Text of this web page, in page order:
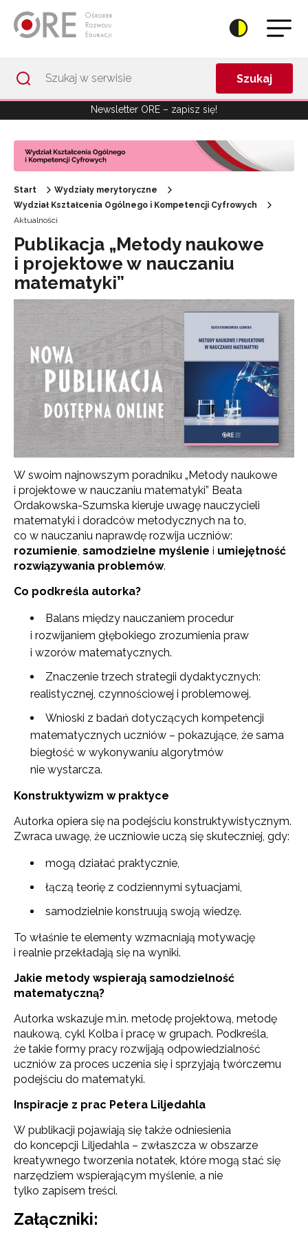
Szukaj
Newsletter ORE – zapisz się!
Start
Wydziały merytoryczne
Wydział Kształcenia Ogólnego i Kompetencji Cyfrowych
Aktualności
Publikacja „Metody naukowe
i projektowe w nauczaniu
matematyki”
W swoim najnowszym poradniku „Metody naukowe
i projektowe w nauczaniu matematyki” Beata
Ordakowska-Szumska kieruje uwagę nauczycieli
matematyki i doradców metodycznych na to,
co w nauczaniu naprawdę rozwija uczniów:
rozumienie samodzielne myślenie i umiejętność
rozwiązywania problemów.
Co podkreśla autorka?
Balans między nauczaniem procedur
i rozwijaniem głębokiego zrozumienia praw
i wzorów matematycznych.
Znaczenie trzech strategii dydaktycznych:
realistycznej, czynnościowej i problemowej.
Wnioski z badań dotyczących kompetencji
matematycznych uczniów – pokazujące, że sama
biegłość w wykonywaniu algorytmów
nie wystarcza.
Konstruktywizm w praktyce
Autorka opiera się na podejściu konstruktywistycznym.
Zwraca uwagę, że uczniowie uczą się skuteczniej, gdy:
mogą działać praktycznie,
łączą teorię z codziennymi sytuacjami,
samodzielnie konstruują swoją wiedzę.
To właśnie te elementy wzmacniają motywację
i realnie przekładają się na wyniki.
Jakie metody wspierają samodzielność
matematyczną?
Autorka wskazuje m.in. metodę projektową, metodę
naukową, cykl Kolba i pracę w grupach. Podkreśla,
że takie formy pracy rozwijają odpowiedzialność
uczniów za proces uczenia się i sprzyjają twórczemu
podejściu do matematyki.
Inspiracje z prac Petera Liljedahla
W publikacji pojawiają się także odniesienia
do koncepcji Liljedahla – zwłaszcza w obszarze
kreatywnego tworzenia notatek, które mogą stać się
narzędziem wspierającym myślenie, a nie
tylko zapisem treści.
Załączniki: